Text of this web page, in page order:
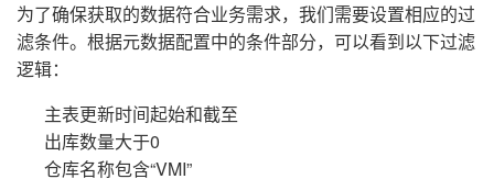
为了确保获取的数据符合业务需求，我们需要设置相应的过
滤条件。根据元数据配置中的条件部分，可以看到以下过滤
逻辑：
主表更新时间起始和截至
出库数量大于0
仓库名称包含“VMI”